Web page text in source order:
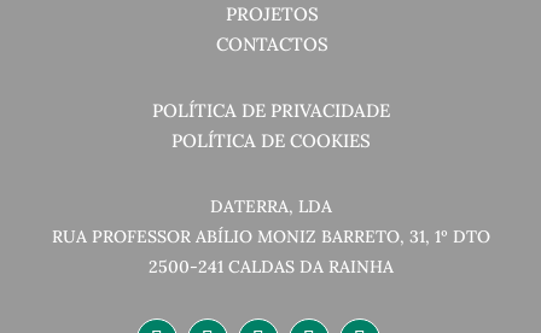
PROJETOS
CONTACTOS
POLÍTICA DE PRIVACIDADE
POLÍTICA DE COOKIES
DATERRA, LDA
RUA PROFESSOR ABÍLIO MONIZ BARRETO, 31, 1º DTO
2500-241 CALDAS DA RAINHA